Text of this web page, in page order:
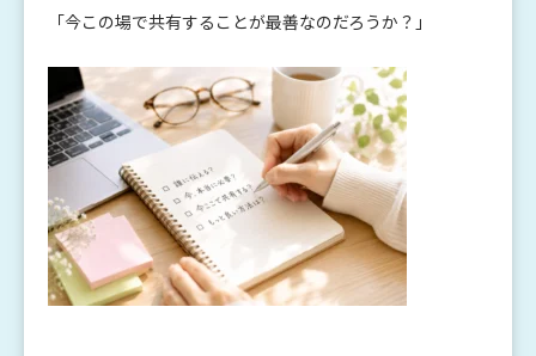
「今この場で共有することが最善なのだろうか？」